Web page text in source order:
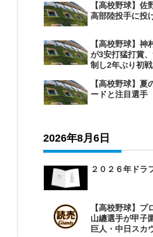
【高校野球】
高部陸投手に投
【高校野球】
が3安打猛打賞
制し2年ぶり初
【高校野球】
ードと注目選手
2026年8月6日
２０２６年ドラ
【高校野球】プ
山纏選手が甲子
巨人・中日スカ